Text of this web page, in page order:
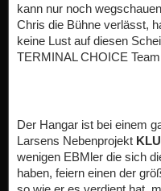
kann nur noch
Chris die Bühne verlässt,
keine Lust auf diesen
TERMINAL CHOICE
Der Hangar ist bei einem
Larsens Nebenprojekt
wenigen EBMler die sich
haben, feiern einen der